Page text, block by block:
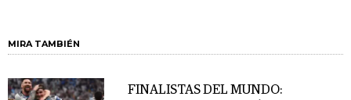
MIRA TAMBIÉN
FINALISTAS DEL MUNDO: